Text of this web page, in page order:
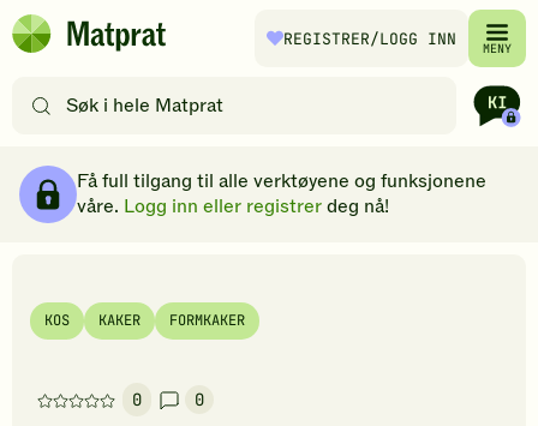
Hopp til hovedinnhold
Matprat
REGISTRER/LOGG INN MENY
etter
filtre
Få full tilgang til alle verktøyene og funksjonene
våre. Logg inn eller registrerdeg nå!
KOS KAKER FORMKAKER
0
Denne
0